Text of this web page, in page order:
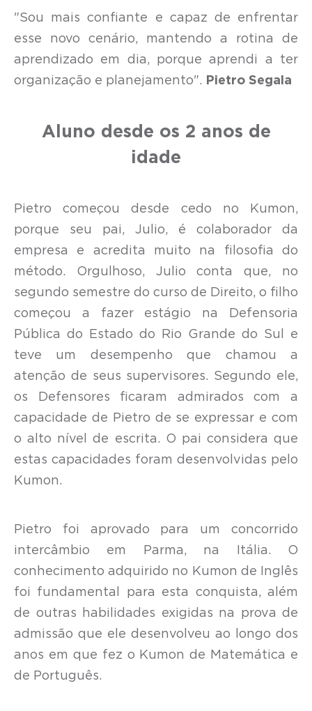
"Sou mais confiante e capaz de enfrentar
esse novo cenário, mantendo a rotina de
aprendizado em dia, porque aprendi a ter
organização e planejamento". Pietro Segala
Aluno desde os 2 anos de
idade
Pietro começou desde cedo no Kumon,
porque seu pai, Julio, é colaborador da
empresa e acredita muito na filosofia do
método. Orgulhoso, Julio conta que, no
segundo semestre do curso de Direito, o filho
começou a fazer estágio na Defensoria
Pública do Estado do Rio Grande do Sul e
teve um desempenho que chamou a
atenção de seus supervisores. Segundo ele,
os Defensores ficaram admirados com a
capacidade de Pietro de se expressar e com
o alto nível de escrita. O pai considera que
estas capacidades foram desenvolvidas pelo
Kumon.
Pietro foi aprovado para um concorrido
intercâmbio em Parma, na Itália. O
conhecimento adquirido no Kumon de Inglês
foi fundamental para esta conquista, além
de outras habilidades exigidas na prova de
admissão que ele desenvolveu ao longo dos
anos em que fez o Kumon de Matemática e
de Português.